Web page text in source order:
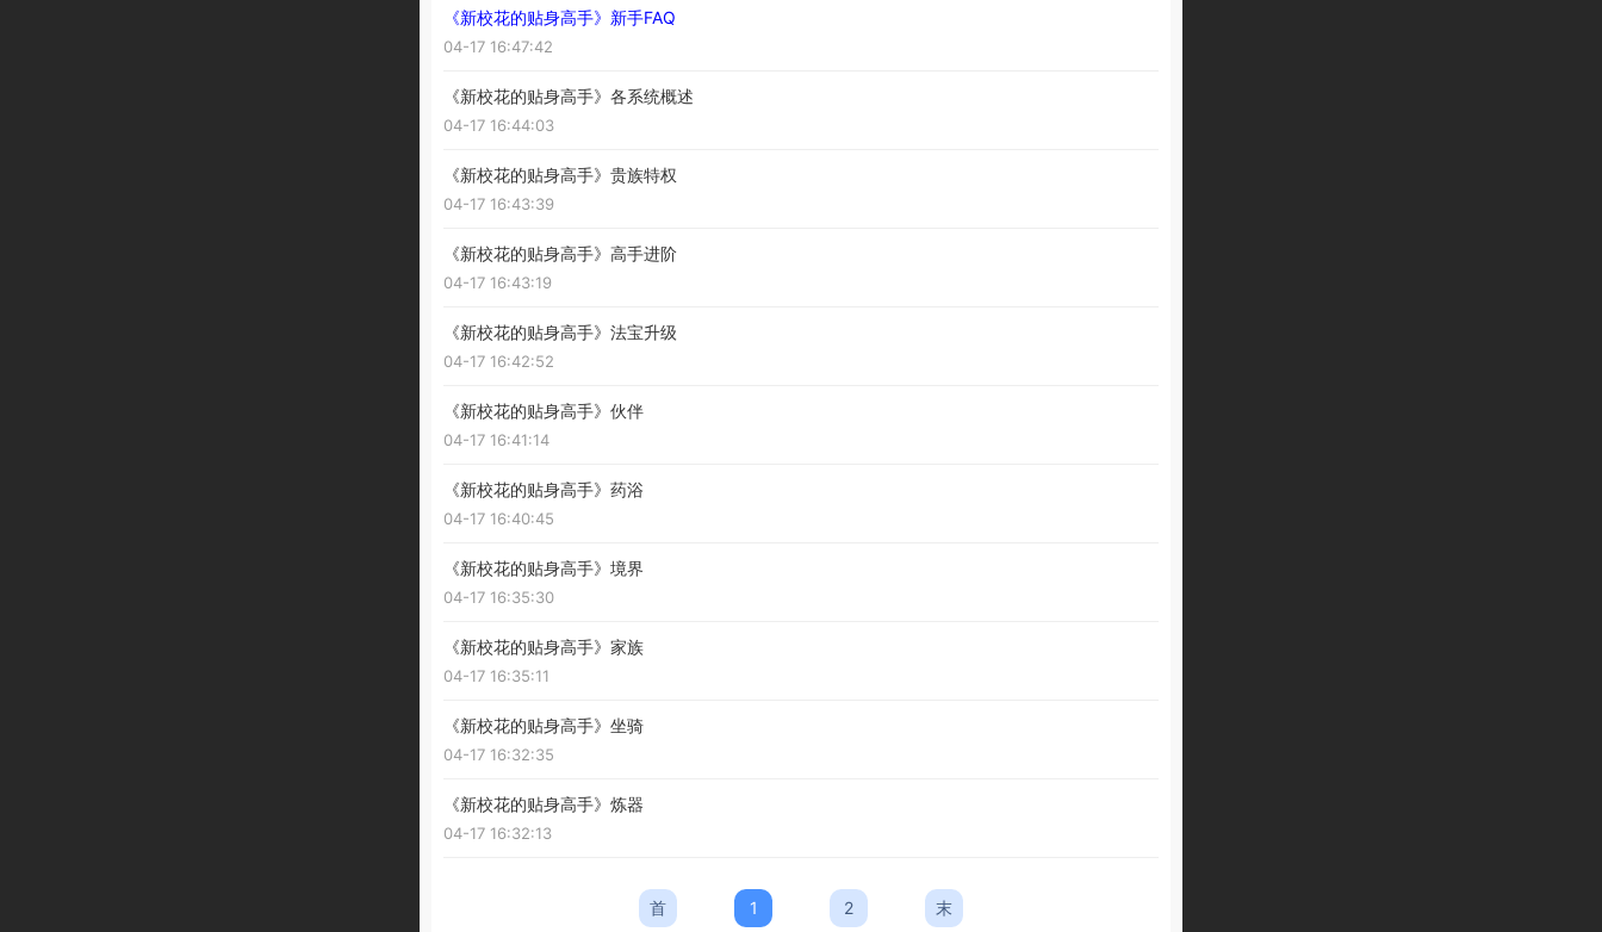
《新校花的贴身高手》新手FAQ
04-17 16:47:42
《新校花的贴身高手》各系统概述
04-17 16:44:03
《新校花的贴身高手》贵族特权
04-17 16:43:39
《新校花的贴身高手》高手进阶
04-17 16:43:19
《新校花的贴身高手》法宝升级
04-17 16:42:52
《新校花的贴身高手》伙伴
04-17 16:41:14
《新校花的贴身高手》药浴
04-17 16:40:45
《新校花的贴身高手》境界
04-17 16:35:30
《新校花的贴身高手》家族
04-17 16:35:11
《新校花的贴身高手》坐骑
04-17 16:32:35
《新校花的贴身高手》炼器
04-17 16:32:13
首 1 2 末